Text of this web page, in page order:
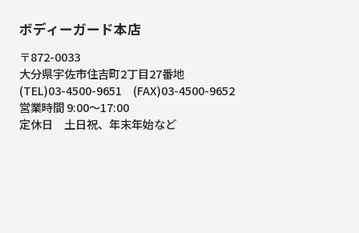
ボディーガード本店
〒872-0033
大分県宇佐市住吉町2丁目27番地
(TEL)03-4500-9651 (FAX)03-4500-9652
営業時間 9:00～17:00
定休日 土日祝、年末年始など